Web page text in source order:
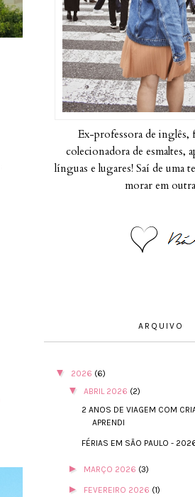
Ex-professora de inglês,
colecionadora de esmaltes,
línguas e lugares! Saí de uma
morar em
ARQUIVO
▼ 2026 (6)
▼ ABRIL 2026 (2)
2 ANOS DE VIAGEM COM
APRENDI
FÉRIAS EM SÃO PAULO -
► MARÇO 2026 (3)
► FEVEREIRO 2026 (1)